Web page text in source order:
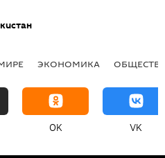
ЭКОНОМИКА
OK VK